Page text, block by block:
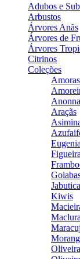
Adubos e
Arbustos
Árvores Anãs
Árvores de
Árvores
Citrinos
Coleções
Amoras
Araçãs
Kiwis